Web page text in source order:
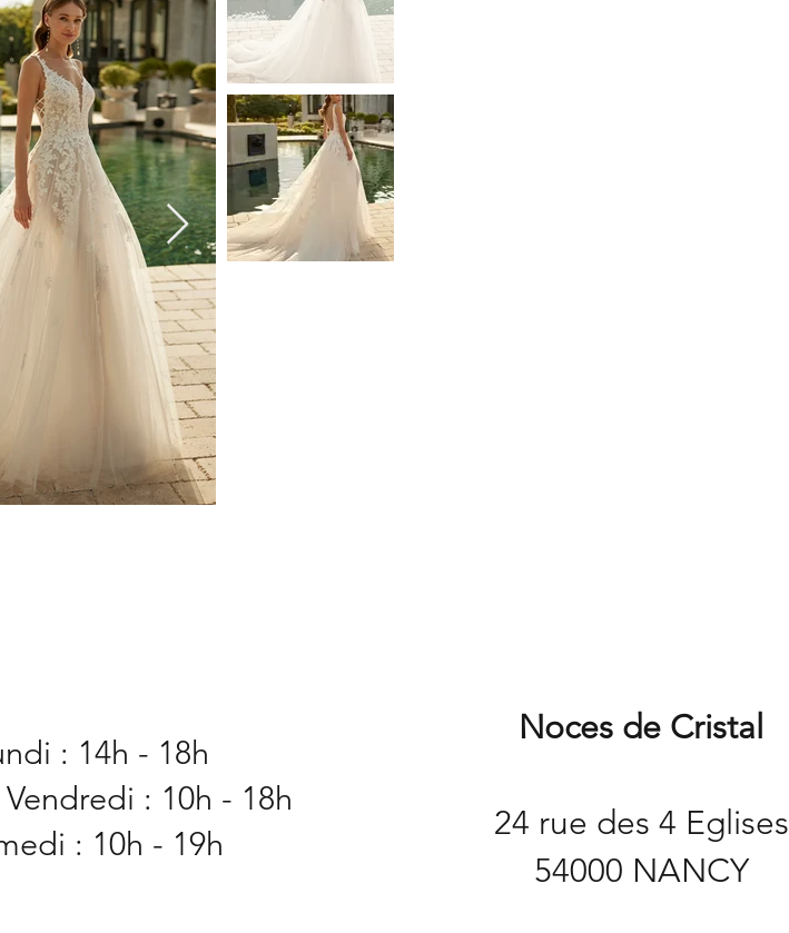
: 14h - 18h
: 10h - 18h
: 10h - 19h
Noces de Cristal
24 rue des 4 Eglises
54000 NANCY​